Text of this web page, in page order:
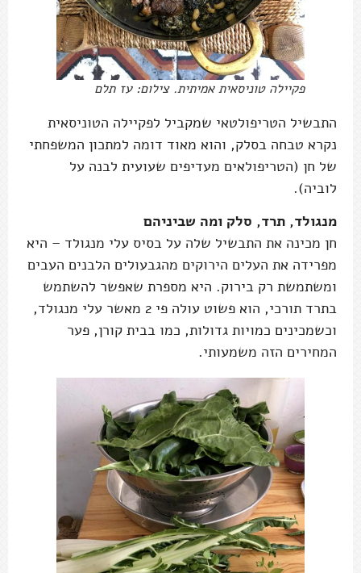
פקיילה טוניסאית אמיתית. צילום: עז תלם
התבשיל הטריפולטאי שמקביל לפקיילה הטוניסאית
נקרא טבחה בסלק, והוא מאוד דומה למתכון המשפחתי
של חן (הטריפולאים מעדיפים שעועית לבנה על
לוביה).
מנגולד, תרד, סלק ומה שביניהם
חן מכינה את התבשיל שלה על בסיס עלי מנגולד – היא
מפרידה את העלים הירוקים מהגבעולים הלבנים העבים
ומשתמשת רק בירוק. היא מספרת שאפשר להשתמש
בתרד תורכי, הוא פשוט עולה פי 2 מאשר עלי מנגולד,
וכשמכינים כמויות גדולות, כמו בבית קורן, פער
המחירים הזה משמעותי.